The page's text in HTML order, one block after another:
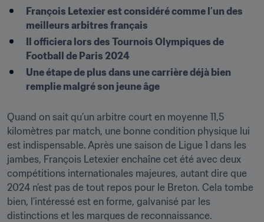
François Letexier est considéré comme l’un des
meilleurs arbitres français
Il officiera lors des Tournois Olympiques de
Football de Paris 2024
Une étape de plus dans une carrière déjà bien
remplie malgré son jeune âge
Quand on sait qu’un arbitre court en moyenne 11,5
kilomètres par match, une bonne condition physique lui
est indispensable. Après une saison de Ligue 1 dans les
jambes, François Letexier enchaîne cet été avec deux
compétitions internationales majeures, autant dire que
2024 n’est pas de tout repos pour le Breton. Cela tombe
bien, l’intéressé est en forme, galvanisé par les
distinctions et les marques de reconnaissance.